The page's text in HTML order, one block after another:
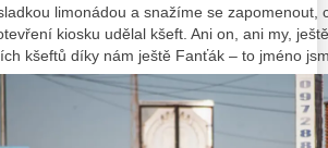
limonádou a snažíme se zapomenout,
kiosku udělal kšeft. Ani on, ani my,
kšeftů díky nám ještě Fanťák – to jméno